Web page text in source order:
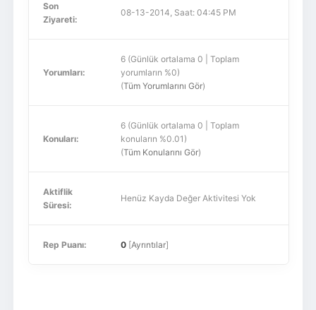
Son
Ziyareti:
08-13-2014, Saat: 04:45 PM
Yorumları:
6 (Günlük ortalama 0 | Toplam
yorumların %0)
(Tüm Yorumlarını Gör)
Konuları:
6 (Günlük ortalama 0 | Toplam
konuların %0.01)
(Tüm Konularını Gör)
Aktiflik
Süresi:
Henüz Kayda Değer Aktivitesi Yok
Rep Puanı: 0[Ayrıntılar]